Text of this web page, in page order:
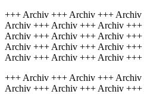
+++ Archiv +++ Archiv +++
Archiv +++ Archiv +++ Archiv
Archiv +++ Archiv +++ Archiv
Archiv +++ Archiv +++ Archiv
Archiv +++ Archiv +++ Archiv
+++ Archiv +++ Archiv +++
Archiv +++ Archiv +++ Archiv